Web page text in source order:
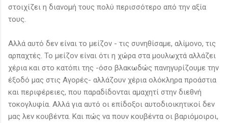
στοιχίζει η διανομή τους πολύ περισσότερο από την αξία
τους.
Αλλά αυτό δεν είναι το μείζον - τις συνηθίσαμε, αλίμονο, τις
αρπαχτές. Το μείζον είναι ότι η χώρα στα μουλωχτά αλλάζει
χέρια και στο κατόπι της -όσο βλακωδώς πανηγυρίζουμε την
έξοδό μας στις Αγορές- αλλάζουν χέρια ολόκληρα προάστια
και περιφέρειες, που παραδίδονται αμαχητί στην διεθνή
τοκογλυφία. Αλλά για αυτό οι επίδοξοι αυτοδιοικητικοί δεν
μας λεν κουβέντα. Και πώς να πουν κουβέντα οι βαριόμοιροι,